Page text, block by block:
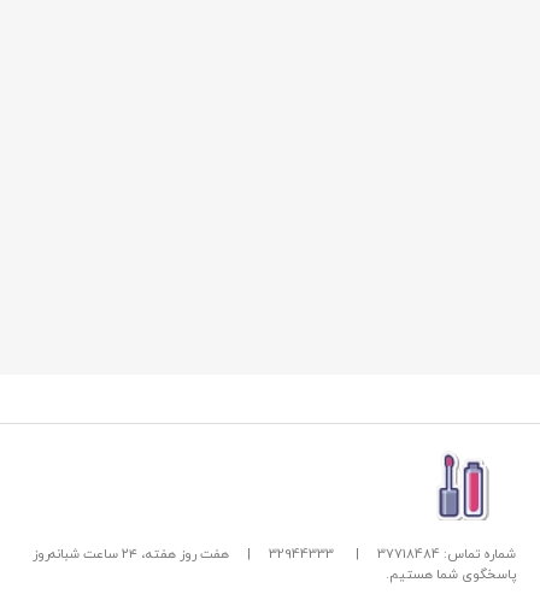
شماره تماس: 37718484 |
32944333
|
هفت روز هفته، ۲۴ ساعت شبانه‌روز
پاسخگوی شما هستیم.